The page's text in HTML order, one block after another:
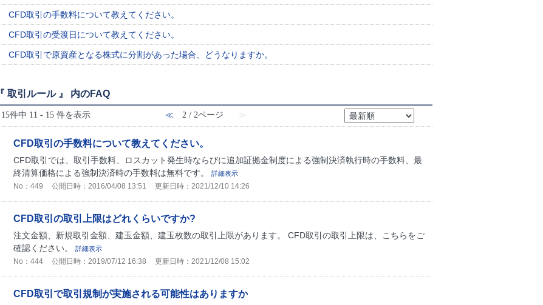
CFD取引の手数料について教えてください。
CFD取引の受渡日について教えてください。
CFD取引で原資産となる株式に分割があった場合、どうなりますか。
『 取引ルール 』 内のFAQ
15件中 11 - 15 件を表示 ≪ 2 / 2ページ ≫
CFD取引の手数料について教えてください。
CFD取引では、取引手数料、ロスカット発生時ならびに追加証拠金制度による強制決済執行時の手数料、最
終清算価格による強制決済時の手数料は無料です。
詳細表示
No：449 公開日時：2016/04/08 13:51 更新日時：2021/12/10 14:26
CFD取引の取引上限はどれくらいですか?
注文金額、新規取引金額、建玉金額、建玉枚数の取引上限があります。 CFD取引の取引上限は、こちらをご
確認ください。
詳細表示
No：444 公開日時：2019/07/12 16:38 更新日時：2021/12/08 15:02
CFD取引で取引規制が実施される可能性はありますか